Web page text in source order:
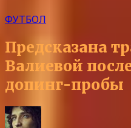
ФУТБОЛ
Предсказана
Валиевой
допинг-пробы